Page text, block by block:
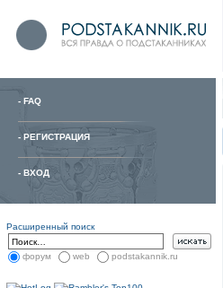
- FAQ
- РЕГИСТРАЦИЯ
- ВХОД
Расширенный поиск
форум web podstakannik.ru